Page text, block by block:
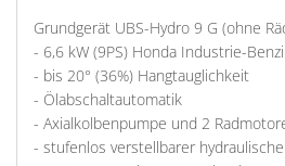
Grundgerät UBS-Hydro 9 G (ohne
- 6,6 kW (9PS) Honda Industrie-
- bis 20° (36%) Hangtauglichkeit
- Ölabschaltautomatik
- Axialkolbenpumpe und 2
- stufenlos verstellbarer